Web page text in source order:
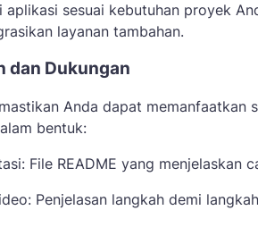
aplikasi sesuai kebutuhan proyek
layanan tambahan.
dan Dukungan
Anda dapat memanfaatkan
bentuk:
File README yang menjelaskan
Penjelasan langkah demi